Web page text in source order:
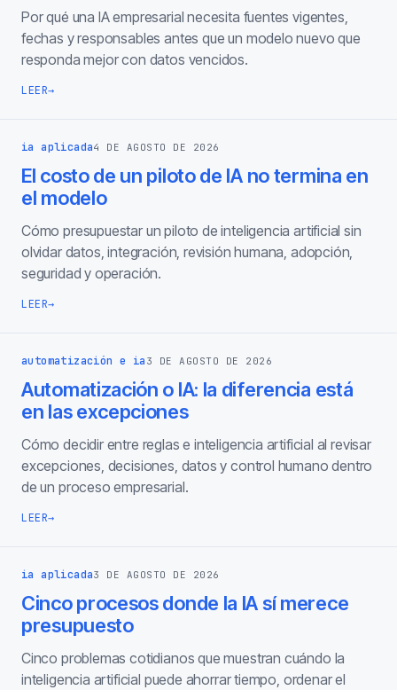
Por qué una IA empresarial necesita fuentes vigentes,
fechas y responsables antes que un modelo nuevo que
responda mejor con datos vencidos.
LEER→
ia aplicada4 DE AGOSTO DE 2026
El costo de un piloto de IA no termina en
el modelo
Cómo presupuestar un piloto de inteligencia artificial sin
olvidar datos, integración, revisión humana, adopción,
seguridad y operación.
LEER→
automatización e ia 3 DE AGOSTO DE 2026
Automatización o IA: la diferencia está
en las excepciones
Cómo decidir entre reglas e inteligencia artificial al revisar
excepciones, decisiones, datos y control humano dentro
de un proceso empresarial.
LEER→
ia aplicada3 DE AGOSTO DE 2026
Cinco procesos donde la IA sí merece
presupuesto
Cinco problemas cotidianos que muestran cuándo la
inteligencia artificial puede ahorrar tiempo, ordenar el